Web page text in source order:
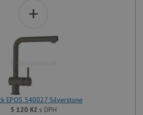
+
EPOS 540027 Silverstone
5 120 Kčs DPH